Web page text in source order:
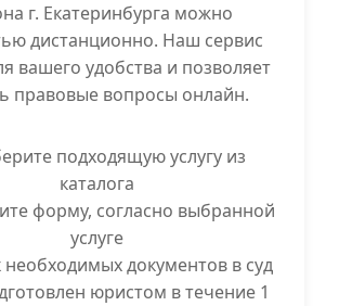
г. Екатеринбурга можно
дистанционно. Наш сервис
вашего удобства и позволяет
правовые вопросы онлайн.
подходящую услугу из
каталога
форму, согласно выбранной
услуге
необходимых документов в суд
юристом в течение 1